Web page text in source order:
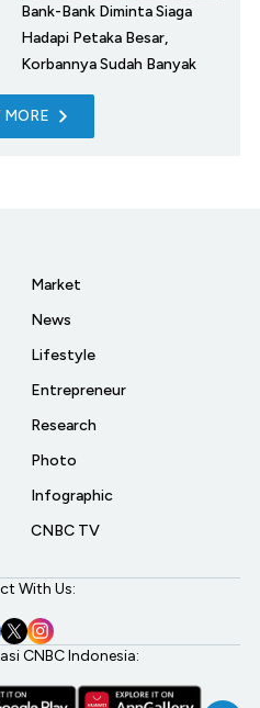
Bank-Bank Diminta Siaga
Hadapi Petaka Besar,
Korbannya Sudah Banyak
Market
News
Lifestyle
Entrepreneur
Research
Photo
Infographic
CNBC TV
With Us:
CNBC Indonesia: